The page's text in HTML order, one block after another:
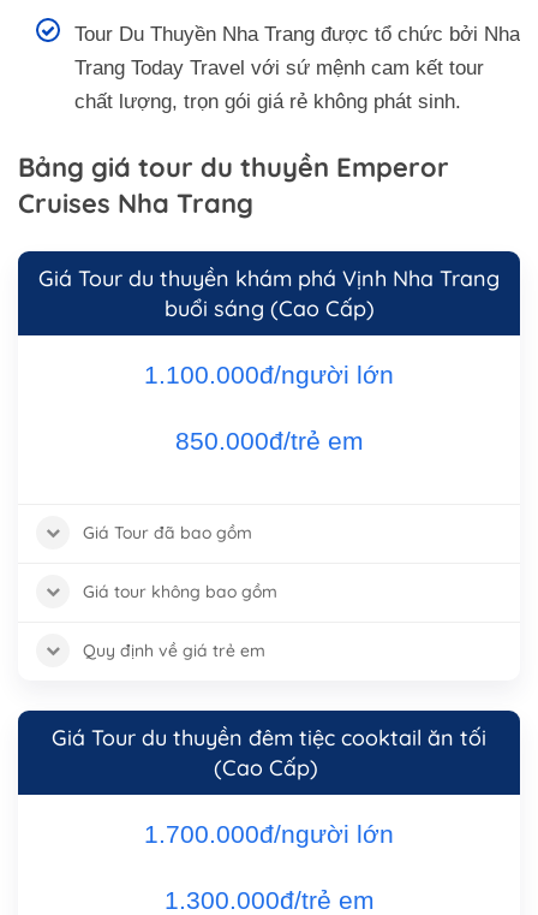
Tour Du Thuyền Nha Trang được tổ chức bởi Nha
Trang Today Travel với sứ mệnh cam kết tour
chất lượng, trọn gói giá rẻ không phát sinh.
Bảng giá tour du thuyền Emperor
Cruises Nha Trang
Giá Tour du thuyền khám phá Vịnh Nha Trang
buổi sáng (Cao Cấp)
1.100.000đ/người lớn
850.000đ/trẻ em
Giá Tour đã bao gồm
Giá tour không bao gồm
Quy định về giá trẻ em
Giá Tour du thuyền đêm tiệc cooktail ăn tối
(Cao Cấp)
1.700.000đ/người lớn
1.300.000đ/trẻ em